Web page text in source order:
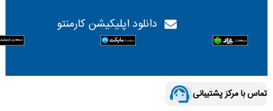
دانلود اپلیکیشن کارمنتو
تماس با مرکز پشتیبانی